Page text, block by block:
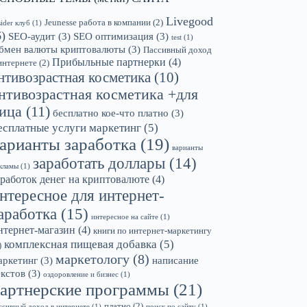
клуб (1) Jeunesse работа в компании (2) Livegood
SEO-аудит (3) SEO оптимизация (3) test (1)
валюты криптовалюты (3) Пассивный доход
(2) Прибыльные партнерки (4)
косметика (10)
косметика +для
(11) бесплатно кое-что платно (3)
услуги маркетинг (5)
заработка (19) варианты
(1) заработать доллары (14)
денег на криптовалюте (4)
для интернет-
(15) интересное на сайте (1)
магазин (4) книги по интернет-маркетингу
комплексная пищевая добавка (5)
(3) маркетологу (8) написание
(3) оздоровление и бизнес (1)
программы (21)